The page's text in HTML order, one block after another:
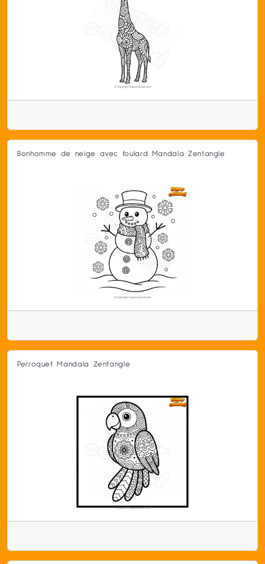
Bonhomme de neige avec foulard Mandala Zentangle
Perroquet Mandala Zentangle